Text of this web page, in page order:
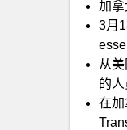
加拿
3月
从
的人
在